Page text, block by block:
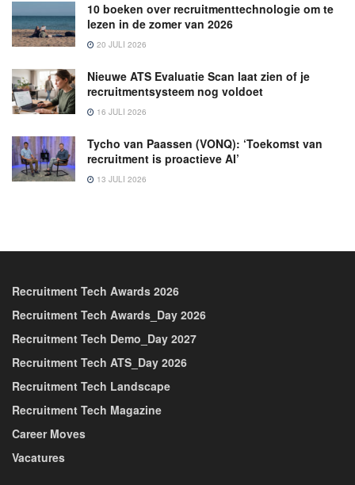
10 boeken over recruitmenttechnologie om te
lezen in de zomer van 2026
20 JULI 2026
Nieuwe ATS Evaluatie Scan laat zien of je
recruitmentsysteem nog voldoet
16 JULI 2026
Tycho van Paassen (VONQ): ‘Toekomst van
recruitment is proactieve AI’
13 JULI 2026
Recruitment Tech Awards 2026
Recruitment Tech Awards_Day 2026
Recruitment Tech Demo_Day 2027
Recruitment Tech ATS_Day 2026
Recruitment Tech Landscape
Recruitment Tech Magazine
Career Moves
Vacatures